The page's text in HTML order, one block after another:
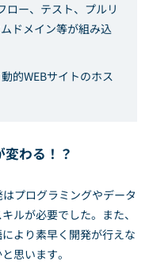
ロー、テスト、プルリ
ドメイン等が組み込
的WEBサイトのホス
わる！？
プログラミングやデータ
ルが必要でした。また、
より素早く開発が行えな
思います。